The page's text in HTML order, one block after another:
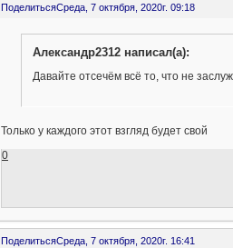
ПоделитьсяСреда, 7 октября, 2020г. 09:18
Александр2312 написал(а):
Давайте отсечём всё то, что не
Только у каждого этот взгляд будет свой
0
ПоделитьсяСреда, 7 октября, 2020г. 16:41